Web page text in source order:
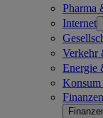
Pharma
Internet
Verkehr
Energie